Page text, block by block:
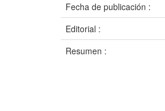
Fecha de publicación :
Editorial :
Resumen :